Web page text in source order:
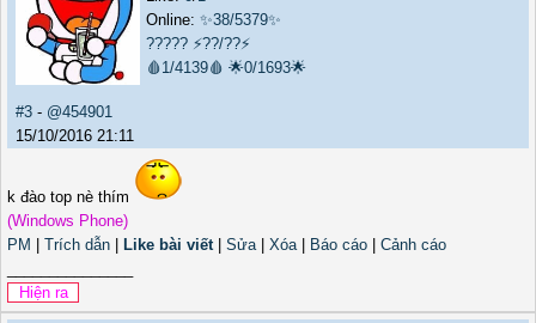
Online: ✨38/5379✨
????? ⚡??/??⚡
🩸1/4139🩸 🌟0/1693🌟
#3 - @454901
15/10/2016 21:11
k đào top nè thím
(Windows Phone)
PM
Trích dẫn Like bài viết| Sửa| Xóa| Báo cáo
Cảnh cáo